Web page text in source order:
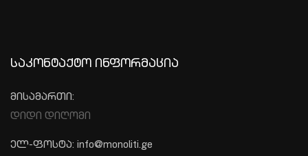
ᲡᲐᲙᲝᲜᲢᲐᲥᲢᲝ ᲘᲜᲤᲝᲠᲛᲐᲪᲘᲐ
მისამართი:
დიდი დიღომი
ელ-ფოსტა: info@monoliti.ge